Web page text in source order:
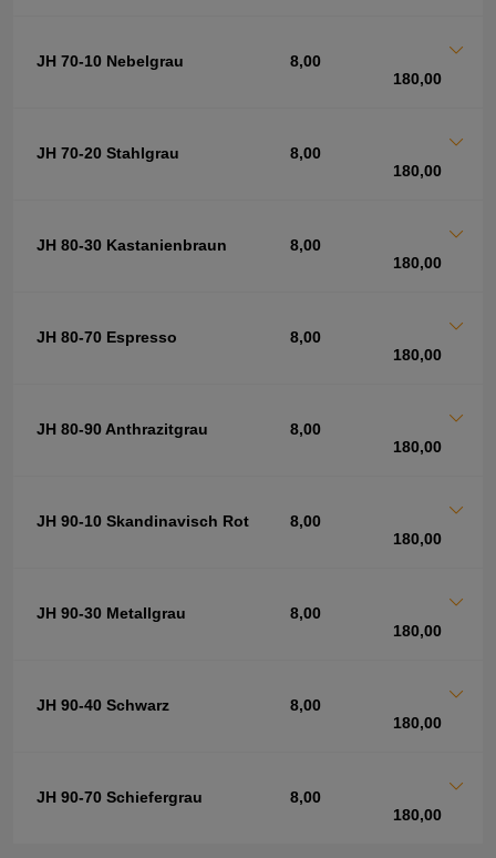
JH 70-10 Nebelgrau
8,00
180,00
JH 70-20 Stahlgrau
8,00
180,00
JH 80-30 Kastanienbraun
8,00
180,00
JH 80-70 Espresso
8,00
180,00
JH 80-90 Anthrazitgrau
8,00
180,00
JH 90-10 Skandinavisch Rot
8,00
180,00
JH 90-30 Metallgrau
8,00
180,00
JH 90-40 Schwarz
8,00
180,00
JH 90-70 Schiefergrau
8,00
180,00